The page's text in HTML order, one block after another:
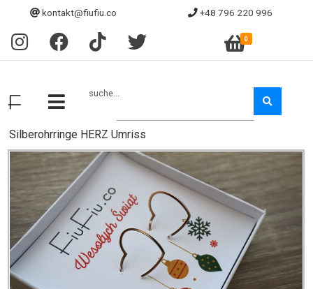
kontakt@fiufiu.co +48 796 220 996
0
suche...
Silberohrringe HERZ Umriss